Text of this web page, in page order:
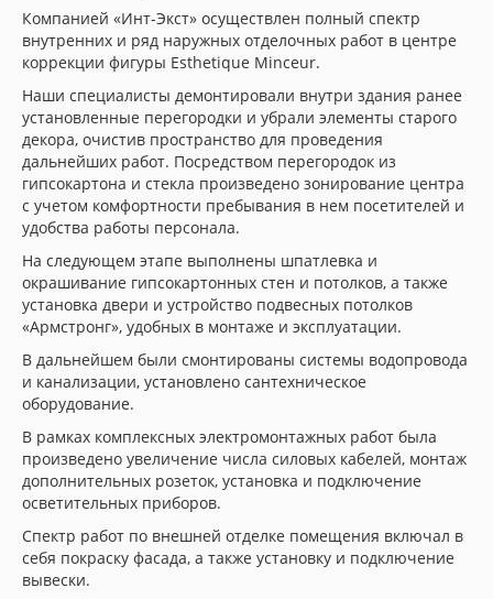
Компанией «Инт-Экст» осуществлен полный спектр
внутренних и ряд наружных отделочных работ в центре
коррекции фигуры Esthetique Minceur.
Наши специалисты демонтировали внутри здания ранее
установленные перегородки и убрали элементы старого
декора, очистив пространство для проведения
дальнейших работ. Посредством перегородок из
гипсокартона и стекла произведено зонирование центра
с учетом комфортности пребывания в нем посетителей и
удобства работы персонала.
На следующем этапе выполнены шпатлевка и
окрашивание гипсокартонных стен и потолков, а также
установка двери и устройство подвесных потолков
«Армстронг», удобных в монтаже и эксплуатации.
В дальнейшем были смонтированы системы водопровода
и канализации, установлено сантехническое
оборудование.
В рамках комплексных электромонтажных работ была
произведено увеличение числа силовых кабелей, монтаж
дополнительных розеток, установка и подключение
осветительных приборов.
Спектр работ по внешней отделке помещения включал в
себя покраску фасада, а также установку и подключение
вывески.